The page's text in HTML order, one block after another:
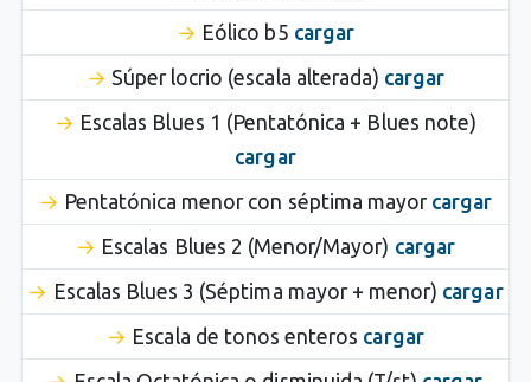
Eólico b5 cargar
Súper locrio (escala alterada) cargar
Escalas Blues 1 (Pentatónica + Blues note)
cargar
Pentatónica menor con séptima mayor cargar
Escalas Blues 2 (Menor/Mayor) cargar
Escalas Blues 3 (Séptima mayor + menor) cargar
Escala de tonos enteros cargar